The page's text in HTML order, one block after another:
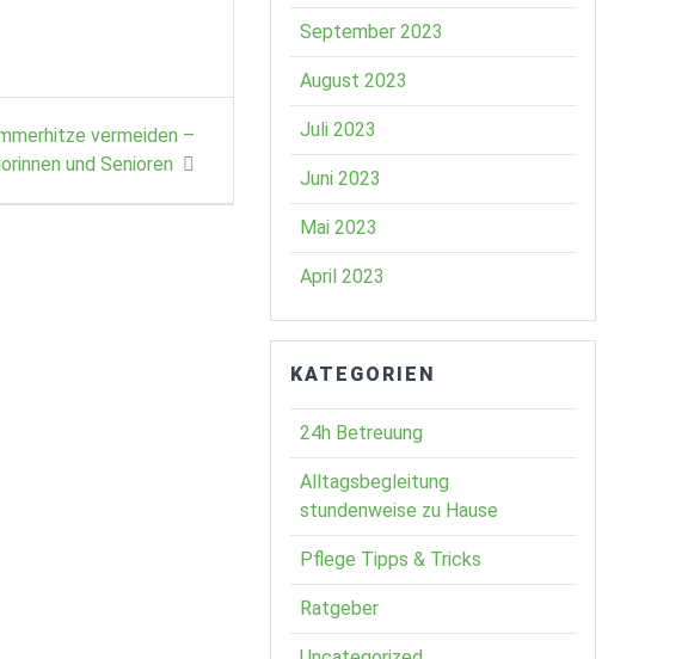
vermeiden –
und Senioren
September 2023
August 2023
Juli 2023
Juni 2023
Mai 2023
April 2023
KATEGORIEN
24h Betreuung
Alltagsbegleitung
stundenweise zu Hause
Pflege Tipps & Tricks
Ratgeber